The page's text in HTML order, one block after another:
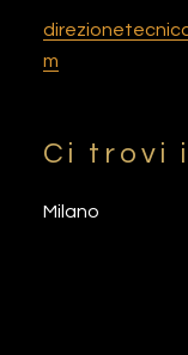
m
Ci trovi
Milano